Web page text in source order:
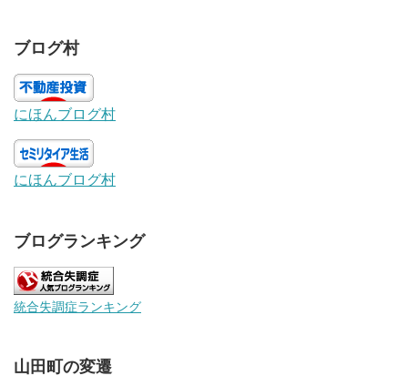
ブログ村
にほんブログ村
にほんブログ村
ブログランキング
統合失調症ランキング
山田町の変遷